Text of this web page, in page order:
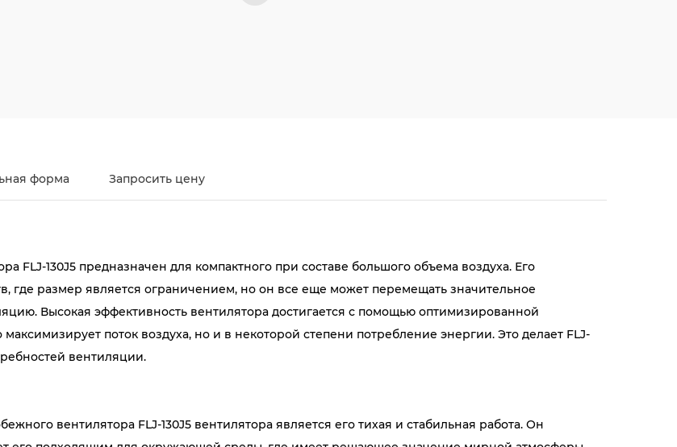
форма Запросить цену
130J5 предназначен для компактного при составе большого объема воздуха. Его
где размер является ограничением, но он все еще может перемещать значительное
Высокая эффективность вентилятора достигается с помощью оптимизированной
поток воздуха, но и в некоторой степени потребление энергии. Это делает FLJ-
вентиляции.
вентилятора FLJ-130J5 вентилятора является его тихая и стабильная работа. Он